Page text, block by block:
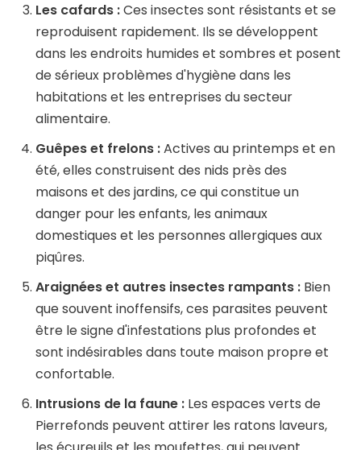
Les cafards :Ces insectes sont résistants et se
reproduisent rapidement. Ils se développent
dans les endroits humides et sombres et posent
de sérieux problèmes d'hygiène dans les
habitations et les entreprises du secteur
alimentaire.
Guêpes et frelons :Actives au printemps et en
été, elles construisent des nids près des
maisons et des jardins, ce qui constitue un
danger pour les enfants, les animaux
domestiques et les personnes allergiques aux
piqûres.
Araignées et autres insectes rampants : Bien
que souvent inoffensifs, ces parasites peuvent
être le signe d'infestations plus profondes et
sont indésirables dans toute maison propre et
confortable.
Intrusions de la faune : Les espaces verts de
Pierrefonds peuvent attirer les ratons laveurs,